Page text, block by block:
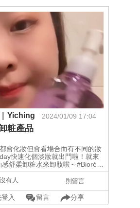
Yiching 2024/01/09 17:04
粧產品
會化妝但會看場合而有不同的妝
快速化個淡妝就出門啦！就來
舒柔卸粧水來卸妝啦～#Bioré零
擁有微胞淨粧技術，能深入毛孔
加美容保濕精華，讓肌膚滋潤不
快速卸完妝就來去休息，就使用
絲 在洗澡的同時間順便卸妝超
有人 則留言
入 留言 分享